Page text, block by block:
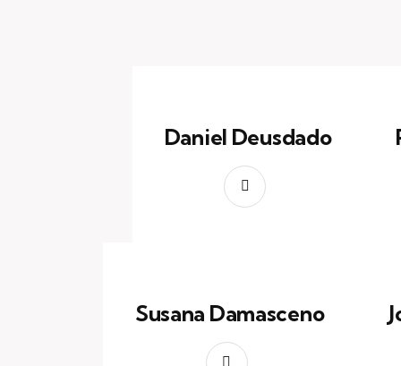
Daniel Deusdado
Susana Damasceno